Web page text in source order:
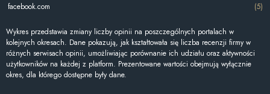
facebook.com
(5)
Wykres przedstawia zmiany liczby opinii na poszczególnych portalach w
kolejnych okresach. Dane pokazują, jak kształtowała się liczba recenzji firmy w
różnych serwisach opinii, umożliwiając porównanie ich udziału oraz aktywności
użytkowników na każdej z platform. Prezentowane wartości obejmują wyłącznie
okres, dla którego dostępne były dane.